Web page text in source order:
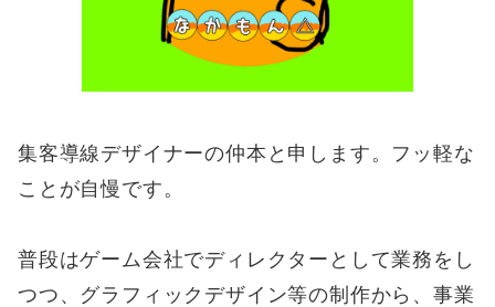
集客導線デザイナーの仲本と申します。フッ軽な
ことが自慢です。
普段はゲーム会社でディレクターとして業務をし
つつ、グラフィックデザイン等の制作から、事業